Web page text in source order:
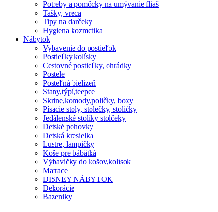
Potreby a pomôcky na umývanie fliaš
Tašky, vreca
Tipy na darčeky
Hygiena kozmetika
Nábytok
Vybavenie do postieľok
Postieľky,kolísky
Cestovné postieľky, ohrádky
Postele
Posteľná bielizeň
Stany,týpí,teepee
Skrine,komody,poličky, boxy
Písacie stoly, stolečky, stoličky
Jedálenské stolíky stolčeky
Detské pohovky
Detská kresielka
Lustre, lampičky
Koše pre bábätká
Výbavičky do košov,kolísok
Matrace
DISNEY NÁBYTOK
Dekorácie
Bazeniky